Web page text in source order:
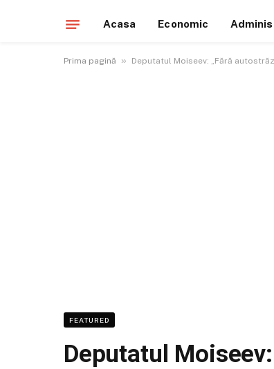
Acasa Economic
Prima pagină » Deputatul Moiseev: „Fără
FEATURED
Deputatul